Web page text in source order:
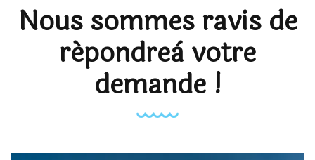
Nous sommes ravis de
répondreà votre
demande !